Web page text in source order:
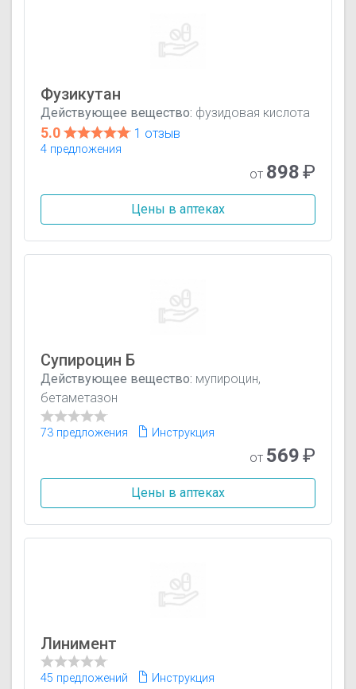
Фузикутан
Действующее вещество: фузидовая кислота
5.0 1 отзыв
4 предложения
от 898₽
Цены в аптеках
Супироцин Б
Действующее вещество: мупироцин,
бетаметазон
73 предложения Инструкция
от 569₽
Цены в аптеках
Линимент
45 предложений Инструкция